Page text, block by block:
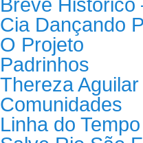
Cia Dançando
O Projeto
Padrinhos
Thereza Aguilar
Comunidades
Linha do Tempo